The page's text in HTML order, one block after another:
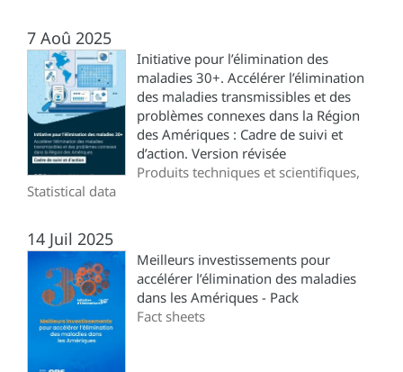
7 Aoû 2025
Initiative pour l’élimination des
maladies 30+. Accélérer l’élimination
des maladies transmissibles et des
problèmes connexes dans la Région
des Amériques : Cadre de suivi et
d’action. Version révisée
Produits techniques et scientifiques,
Statistical data
14 Juil 2025
Meilleurs investissements pour
accélérer l’élimination des maladies
dans les Amériques - Pack
Fact sheets